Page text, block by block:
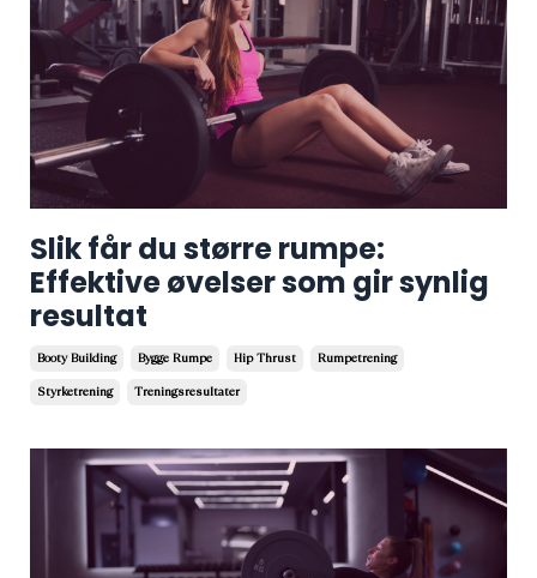
Slik får du større rumpe:
Effektive øvelser som gir synlig
resultat
Booty Building Bygge Rumpe Hip Thrust
Rumpetrening
Styrketrening
Treningsresultater